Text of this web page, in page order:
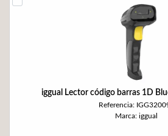
iggual Lector código barras 1D
Referencia:
Marca: iggual